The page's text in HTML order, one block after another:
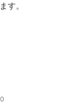
す。